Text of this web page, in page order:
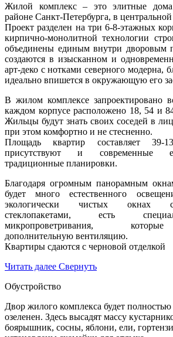
Жилой комплекс – это элитные
районе Санкт-Петербурга, в центральной
Проект разделен на три 6-8-этажных
кирпично-монолитной технологии
объединены единым внутри дворовым
создаются в изысканном и
арт-деко с нотками северного модерна,
идеально впишется в окружающую его
В жилом комплексе запроектировано
каждом корпусе расположено 18, 54 и
Жильцы будут знать своих соседей в
при этом комфортно и не стесненно.
Площадь квартир составляет
присутствуют и современные
традиционные планировки.
Благодаря огромным панорамным
будет много естественного
экологически чистых окнах
стеклопакетами, есть
микропроветривания,
дополнительную вентиляцию.
Квартиры сдаются с черновой отделкой
Читать далее Свернуть
Обустройство
Двор жилого комплекса будет
озеленен. Здесь высадят массу
боярышник, сосны, яблони, ели,